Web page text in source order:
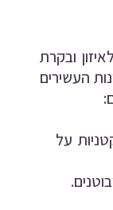
ובקרת
העשירים
על